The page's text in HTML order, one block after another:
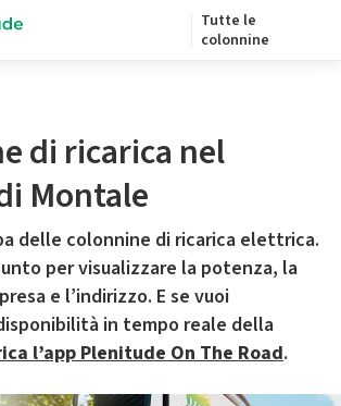
Tutte le
colonnine
di ricarica nel
Montale
delle colonnine di ricarica elettrica.
per visualizzare la potenza, la
e l’indirizzo. E se vuoi
in tempo reale della
l’app Plenitude On The Road.